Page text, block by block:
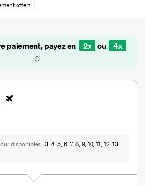
offert
paiement, payez en 2x ou 4x
disponibles 3, 4, 5, 6, 7, 8, 9, 10, 11, 12, 13